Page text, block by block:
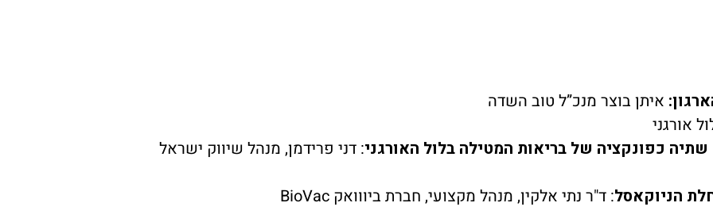
איתן בוצר מנכ”ל טוב השדה
אורגני
שתיה כפונקציה של בריאות המטילה בלול האורגני: דני פרידמן, מנהל שיווק ישראל
הניוקאסל: ד"ר נתי אלקין, מנהל מקצועי, חברת ביווואק BioVac